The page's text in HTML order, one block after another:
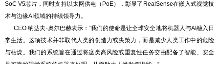
SoC V5芯片，同时支持以太网供电（PoE），彰显了RealSense在嵌入式视觉技
术与边缘AI领域的持续领导力。
CEO 纳达夫·奥尔巴赫表示：“我们的使命是让全球安全地将机器人与AI融入日
常生活。这项技术并非取代人类的创造力或决策力，而是减少人类工作中的危险
与枯燥。我们的系统旨在通过将这类高风险或重复性任务交由配备了智能、安全